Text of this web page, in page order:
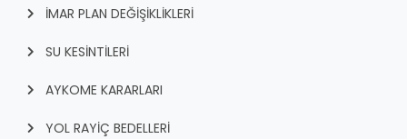
İMAR PLAN DEĞİŞİKLİKLERİ
SU KESİNTİLERİ
AYKOME KARARLARI
YOL RAYİÇ BEDELLERİ